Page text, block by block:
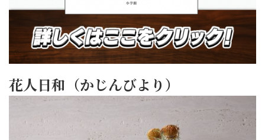
花人日和（かじんびより）